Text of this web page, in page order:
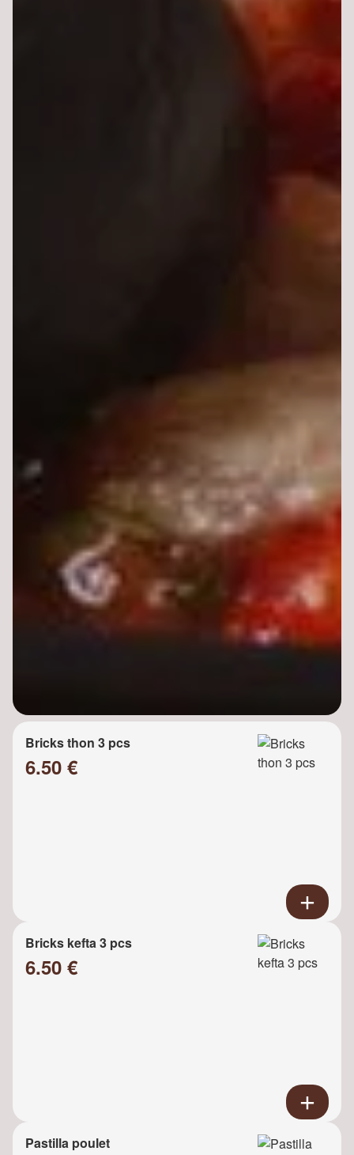
Bricks thon 3 pcs
6.50 €
Bricks kefta 3 pcs
6.50 €
Pastilla poulet